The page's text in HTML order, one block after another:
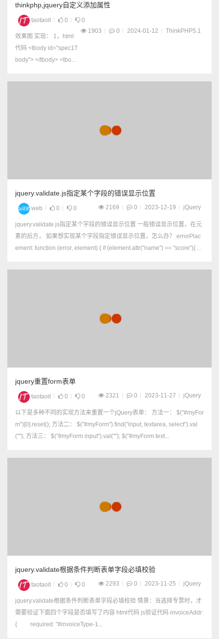
thinkphp,jquery自定义添加属性
taotaoit 0
0
1903
0 2024-01-12 ThinkPHP5.1
效果图 实现： 1，html
代码 <tbody id="spec1T
body"> </tbody> <tbody
jquery.validate.js指定某个字段的错误显示位置
web 0 0 2169 0 2023-12-19 jQuery
jquery.validate.js指定某个字段的错误显示位置 一般错误显示位置，在元
素的后方， 如果想实现某个字段指定错误显示位置，怎么办？ errorPlac
ement: function (error, element) { if (element.attr("name") == "score"){ ...
jquery重置form表单
taotaoit 0 0 2321 0 2023-11-27 jQuery
以下是多种不同的实现方法来重置一个jQuery表单： 方法一： $("#myFor
m")[0].reset(); 方法二： $("#myForm").find("input, textarea, select").val
(""); 方法三： $("#myForm input").val(""); $("#myForm text...
jquery.validate根据条件判断表单字段必填校验
taotaoit 0 0 2293 0 2023-11-25 jQuery
jquery.validate根据条件判断表单字段必填校验 情景：当选择专票时，才
需要验证下面四个字段是否填写了内容 html代码 js验证代码 invoiceAddr:
{ required: "#invoiceType-1...